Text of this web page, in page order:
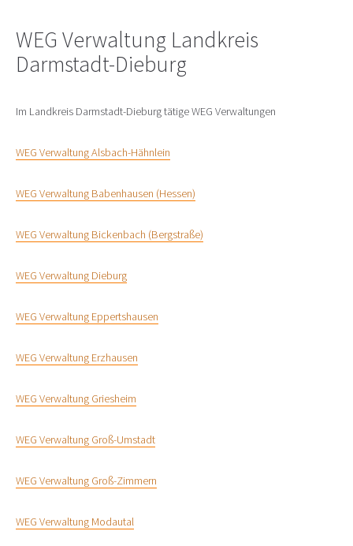
WEG Verwaltung Landkreis
Darmstadt-Dieburg
Im Landkreis Darmstadt-Dieburg tätige WEG Verwaltungen
WEG Verwaltung Alsbach-Hähnlein
WEG Verwaltung Babenhausen (Hessen)
WEG Verwaltung Bickenbach (Bergstraße)
WEG Verwaltung Dieburg
WEG Verwaltung Eppertshausen
WEG Verwaltung Erzhausen
WEG Verwaltung Griesheim
WEG Verwaltung Groß-Umstadt
WEG Verwaltung Groß-Zimmern
WEG Verwaltung Modautal